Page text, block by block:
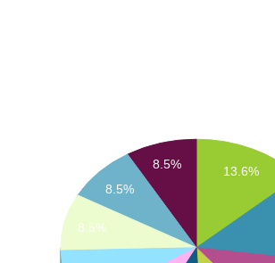
13.6%
8.5%
8.5%
8.5%